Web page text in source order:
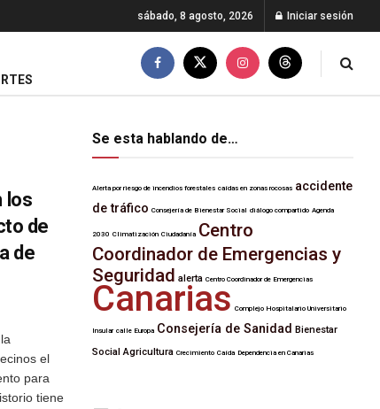
sábado, 8 agosto, 2026 Iniciar sesión
los
de
de
el
para
tiene
Se esta hablando de…
Alerta por riesgo de incendios forestales caídas en zonas rocosas accidente
de tráfico Consejería de Bienestar Social diálogo compartido Agenda
2030 Climatización Ciudadanía Centro
Coordinador de Emergencias y
Seguridad alerta Centro Coordinador de Emergencias
Canarias Complejo Hospitalario Universitario
Insular calle Europa Consejería de Sanidad Bienestar
Social Agricultura Crecimiento Caída Dependencia en Canarias